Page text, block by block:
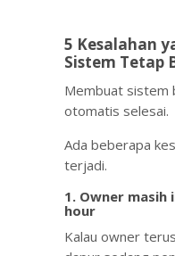
5 Kesalahan
Sistem Tetap
Membuat sistem
otomatis selesai.
Ada beberapa
terjadi.
1. Owner
hour
Kalau owner